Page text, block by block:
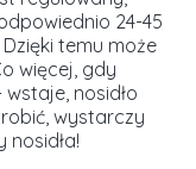
24-45
temu może
więcej, gdy
nosidło
wystarczy